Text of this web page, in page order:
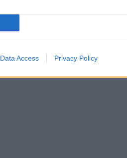
Data Access Privacy Policy